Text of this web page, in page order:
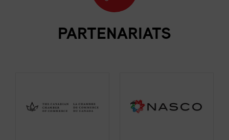
PARTENARIATS